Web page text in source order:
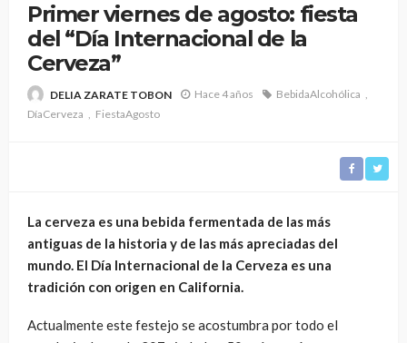
Primer viernes de agosto: fiesta
del “Día Internacional de la
Cerveza”
DELIA ZARATE TOBON Hace 4 años
BebidaAlcohólica
DíaCerveza
FiestaAgosto
La cerveza es una bebida fermentada de las más
antiguas de la historia y de las más apreciadas del
mundo. El Día Internacional de la Cerveza es una
tradición con origen en California.
Actualmente este festejo se acostumbra por todo el